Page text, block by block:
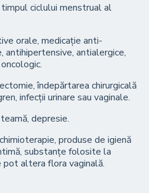
ciclului menstrual al
orale, medicație anti-
antihipertensive, antialergice,
îndepărtarea chirurgicală
infecții urinare sau vaginale.
depresie.
produse de igienă
substanțe folosite la
pot altera flora vaginală.